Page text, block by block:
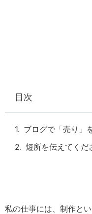
目次
ブログで「売り」
短所を伝えてくだ
私の仕事には、制作と